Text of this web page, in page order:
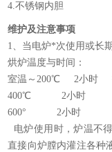
4.不锈钢内胆
维护及注意事项
1、当电炉*次使用或长
烘炉温度与时间：
室温～200℃ 2小时
400℃ 2小时
600° 2小时
电炉使用时，炉温不
直接向炉膛内灌注各种